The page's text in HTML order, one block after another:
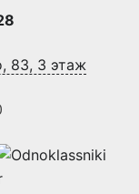
83, 3 этаж